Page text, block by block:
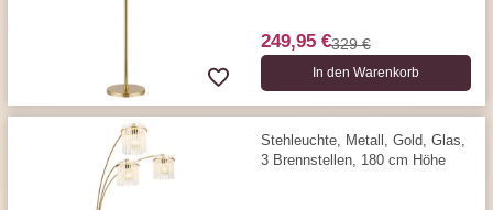
249,95 €329 €
In den Warenkorb
Stehleuchte, Metall, Gold, Glas,
3 Brennstellen, 180 cm Höhe